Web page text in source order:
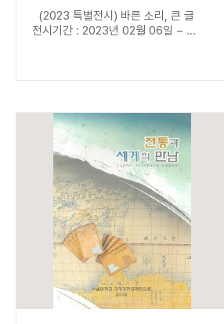
(2023 특별전시) 바른 소리, 큰 글
전시기간 : 2023년 02월 06일 ~ ...